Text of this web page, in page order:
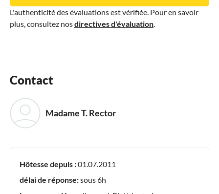
L'authenticité des évaluations est vérifiée. Pour en savoir
plus, consultez nosdirectives d'évaluation
Contact
Madame T. Rector
Hôtesse depuis :01.07.2011
délai de réponse:sous 6h